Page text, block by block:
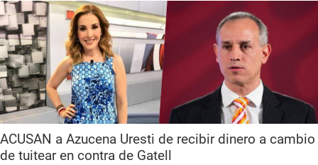
ACUSAN a Azucena Uresti de recibir dinero a cambio
de tuitear en contra de Gatell